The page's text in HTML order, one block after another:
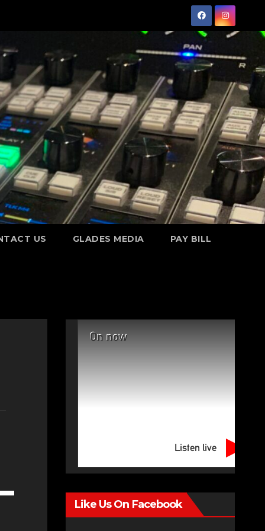
US GLADES MEDIA PAY BILL
On now
Listen live
Like Us On Facebook